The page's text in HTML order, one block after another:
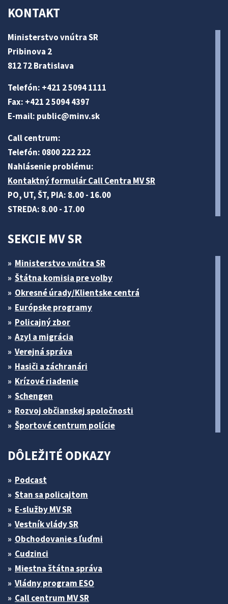
KONTAKT
Ministerstvo vnútra SR
Pribinova 2
812 72 Bratislava
Telefón: +421 2 5094 1111
Fax: +421 2 5094 4397
E-mail: public@minv.sk
Call centrum:
Telefón: 0800 222 222
Nahlásenie problému:
Kontaktný formulár Call Centra MV SR
PO, UT, ŠT, PIA: 8.00 - 16.00
STREDA: 8.00 - 17.00
SEKCIE MV SR
Ministerstvo vnútra SR
Štátna komisia pre volby
Okresné úrady/Klientske centrá
Európske programy
Policajný zbor
Azyl a migrácia
Verejná správa
Hasiči a záchranári
Krízové riadenie
Schengen
Rozvoj občianskej spoločnosti
Športové centrum polície
DÔLEŽITÉ ODKAZY
Podcast
Stan sa policajtom
E-služby MV SR
Vestník vlády SR
Obchodovanie s ľuďmi
Cudzinci
Miestna štátna správa
Vládny program ESO
Call centrum MV SR